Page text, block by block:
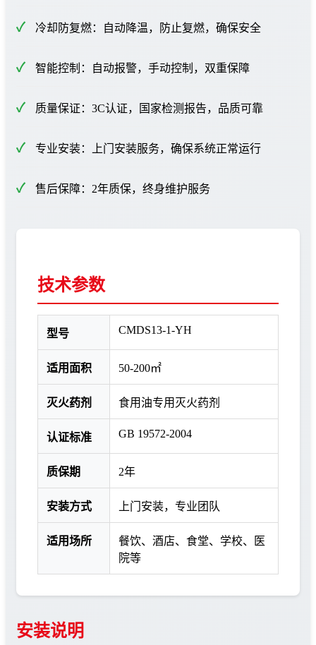
冷却防复燃：自动降温，防止复燃，确保安全
智能控制：自动报警，手动控制，双重保障
质量保证：3C认证，国家检测报告，品质可靠
专业安装：上门安装服务，确保系统正常运行
售后保障：2年质保，终身维护服务
技术参数
型号 CMDS13-1-YH
适用面积 50-200㎡
灭火药剂 食用油专用灭火药剂
认证标准 GB 19572-2004
质保期 2年
安装方式 上门安装，专业团队
适用场所
餐饮、酒店、食堂、学校、医
院等
安装说明